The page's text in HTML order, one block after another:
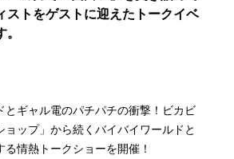
ストをゲストに迎えたトークイベ
とギャル電のパチパチの衝撃！ビカビ
ョップ」から続くバイバイワールドと
情熱トークショーを開催！